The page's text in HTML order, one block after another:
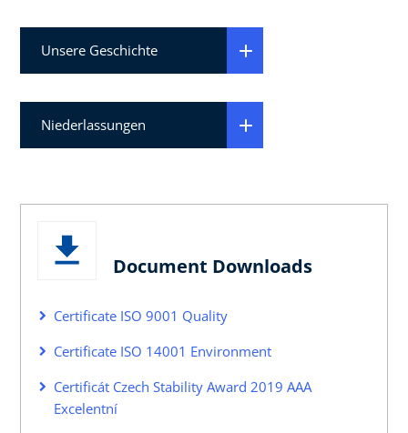
Unsere Geschichte
Niederlassungen
Document Downloads
Certificate ISO 9001 Quality
Certificate ISO 14001 Environment
Certificát Czech Stability Award 2019 AAA
Excelentní